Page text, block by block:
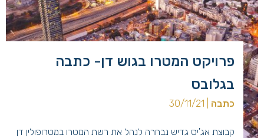
פרויקט המטרו בגוש דן- כתבה
בגלובס
כתבה
קבוצת אג'יס גדיש נבחרה לנהל את רשת המטרו במטרופולין דן